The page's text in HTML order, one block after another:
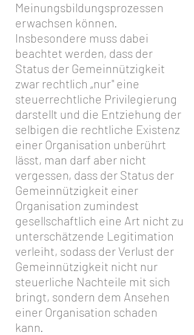
Meinungsbildungsprozessen
erwachsen können.
Insbesondere muss dabei
beachtet werden, dass der
Status der Gemeinnützigkeit
zwar rechtlich „nur" eine
steuerrechtliche Privilegierung
darstellt und die Entziehung der
selbigen die rechtliche Existenz
einer Organisation unberührt
lässt, man darf aber nicht
vergessen, dass der Status der
Gemeinnützigkeit einer
Organisation zumindest
gesellschaftlich eine Art nicht zu
unterschätzende Legitimation
verleiht, sodass der Verlust der
Gemeinnützigkeit nicht nur
steuerliche Nachteile mit sich
bringt, sondern dem Ansehen
einer Organisation schaden
kann.